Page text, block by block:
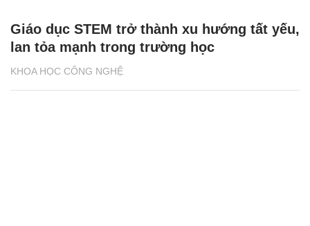
KHOA HỌC CÔNG NGHỆ
Giáo dục STEM trở thành xu hướng tất yếu,
lan tỏa mạnh trong trường học